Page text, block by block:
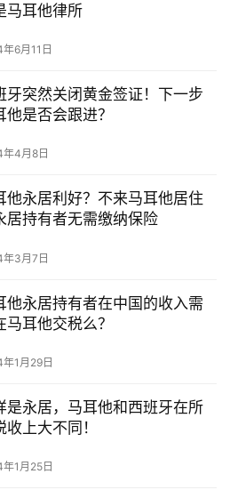
马耳他律所
6月11日
牙突然关闭黄金签证！下一步
他是否会跟进？
4月8日
他永居利好？不来马耳他居住
居持有者无需缴纳保险
3月7日
他永居持有者在中国的收入需
马耳他交税么？
1月29日
是永居，马耳他和西班牙在所
收上大不同！
1月25日